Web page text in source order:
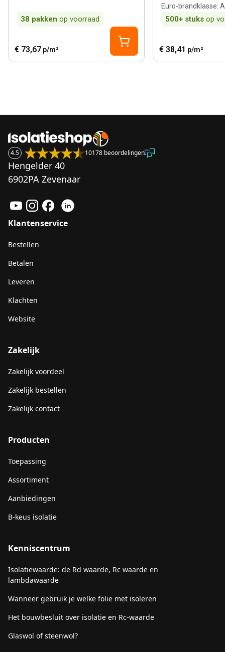
38 pakken op voorraad
€ 73,67 p/m²
Euro-brandklasse:
500+ stuks op
€ 38,41 p/m²
4.5 10178 beoordelingen
Hengelder 40
6902PA Zevenaar
Klantenservice
Bestellen
Betalen
Leveren
Klachten
Website
Zakelijk
Zakelijk voordeel
Zakelijk bestellen
Zakelijk contact
Producten
Toepassing
Assortiment
Aanbiedingen
B-keus isolatie
Kenniscentrum
Isolatiewaarde: de Rd waarde, Rc waarde en
lambdawaarde
Wanneer gebruik je welke folie met isoleren
Het bouwbesluit over isolatie en Rc-waarde
Glaswol of steenwol?